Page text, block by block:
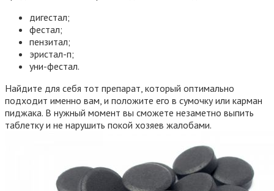
дигестал;
фестал;
пензитал;
эристал-п;
уни-фестал.
Найдите для себя тот препарат, который оптимально
подходит именно вам, и положите его в сумочку или карман
пиджака. В нужный момент вы сможете незаметно выпить
таблетку и не нарушить покой хозяев жалобами.